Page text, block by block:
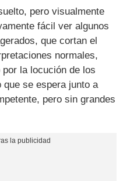
pero visualmente
fácil ver algunos
que cortan el
normales,
la locución de los
se espera junto a
pero sin grandes